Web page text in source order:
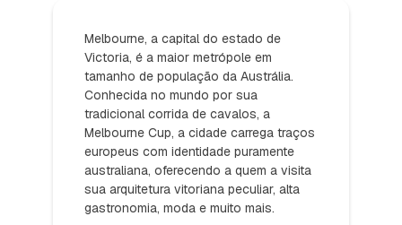
Melbourne, a capital do estado de
Victoria, é a maior metrópole em
tamanho de população da Austrália.
Conhecida no mundo por sua
tradicional corrida de cavalos, a
Melbourne Cup, a cidade carrega traços
europeus com identidade puramente
australiana, oferecendo a quem a visita
sua arquitetura vitoriana peculiar, alta
gastronomia, moda e muito mais.